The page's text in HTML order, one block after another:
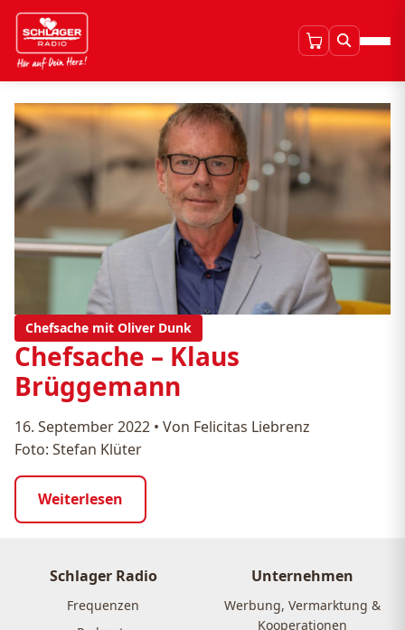
Chefsache mit Oliver Dunk
Chefsache – Klaus
Brüggemann
16. September 2022 • Von Felicitas Liebrenz
Foto: Stefan Klüter
Weiterlesen
Schlager Radio
Frequenzen
Unternehmen
Werbung, Vermarktung &
Kooperationen